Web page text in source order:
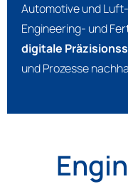
Automotive und
Engineering- und
digitale
und Prozesse